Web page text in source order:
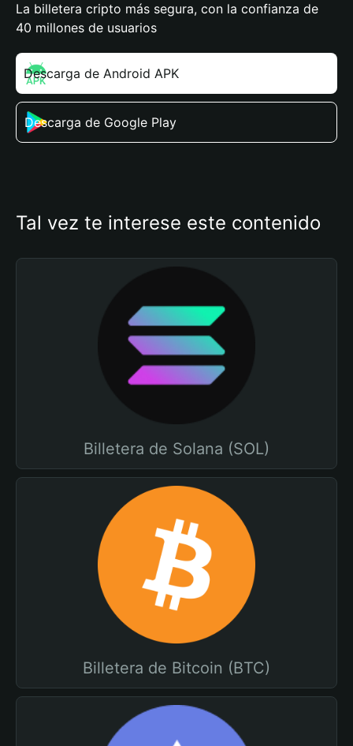
La billetera cripto más segura, con la confianza de
40 millones de usuarios
Descarga de Android APK
Descarga de Google Play
Tal vez te interese este contenido
Billetera de Solana (SOL)
Billetera de Bitcoin (BTC)